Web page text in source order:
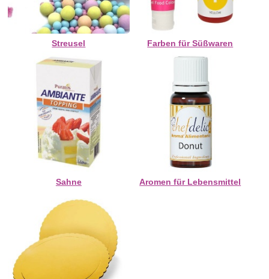
Streusel Farben für Süßwaren
Sahne Aromen für Lebensmittel